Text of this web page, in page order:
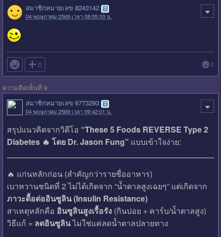
สมาชิกหมายเลข 8243142
04 พฤษภาคม 2569 เวลา 08:55:33 น.
 0 0
ความคิดเห็นที่ 9
สมาชิกหมายเลข 6773293
04 พฤษภาคม 2569 เวลา 09:42:01 น.
สรุปแนวคิดจากวิดีโอ “These 5 Foods REVERSE Type 2
Diabetes 🔥 โดย Dr. Jason Fung” แบบเข้าใจง่าย:
🔥 แก่นหลักก่อน (สำคัญกว่ารายชื่ออาหาร)
เบาหวานชนิดที่ 2 ไม่ได้เกิดจาก “น้ำตาลสูงเฉยๆ” แต่เกิดจาก
ภาวะดื้อต่ออินซูลิน (Insulin Resistance)
สาเหตุหลักคือ อินซูลินสูงเรื้อรัง(กินบ่อย + คาร์บ/น้ำตาลสูง)
วิธีแก้ = ลดอินซูลินไม่ใช่แค่ลดน้ำตาลปลายทาง